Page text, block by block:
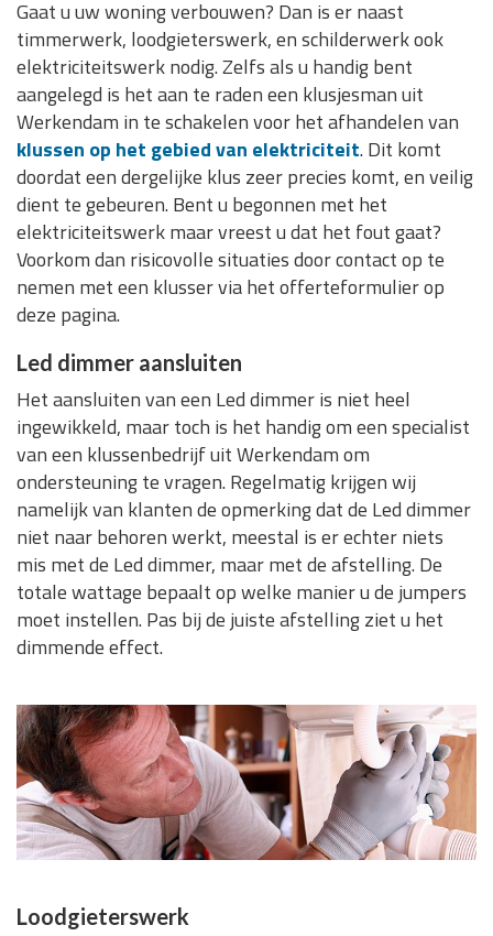
Gaat u uw woning verbouwen? Dan is er naast
timmerwerk, loodgieterswerk, en schilderwerk ook
elektriciteitswerk nodig. Zelfs als u handig bent
aangelegd is het aan te raden een klusjesman uit
Werkendam in te schakelen voor het afhandelen van
klussen op het gebied van elektriciteit. Dit komt
doordat een dergelijke klus zeer precies komt, en veilig
dient te gebeuren. Bent u begonnen met het
elektriciteitswerk maar vreest u dat het fout gaat?
Voorkom dan risicovolle situaties door contact op te
nemen met een klusser via het offerteformulier op
deze pagina.
Led dimmer aansluiten
Het aansluiten van een Led dimmer is niet heel
ingewikkeld, maar toch is het handig om een specialist
van een klussenbedrijf uit Werkendam om
ondersteuning te vragen. Regelmatig krijgen wij
namelijk van klanten de opmerking dat de Led dimmer
niet naar behoren werkt, meestal is er echter niets
mis met de Led dimmer, maar met de afstelling. De
totale wattage bepaalt op welke manier u de jumpers
moet instellen. Pas bij de juiste afstelling ziet u het
dimmende effect.
Loodgieterswerk